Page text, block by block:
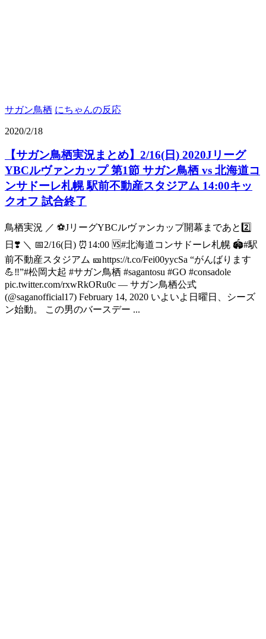
サガン鳥栖 にちゃんの反応
2020/2/18
【サガン鳥栖実況まとめ】2/16(日) 2020Jリーグ
YBCルヴァンカップ 第1節 サガン鳥栖 vs 北海道コ
ンサドーレ札幌 駅前不動産スタジアム 14:00キッ
クオフ 試合終了
鳥栖実況 ／ ⚽️JリーグYBCルヴァンカップ開幕まであと2️⃣
日❣️ ＼ 📅2/16(日) ⏰14:00 🆚#北海道コンサドーレ札幌 🏟#駅
前不動産スタジアム 🎫https://t.co/Fei00yycSa “がんばります
💪‼️”#松岡大起 #サガン鳥栖 #sagantosu #GO #consadole
pic.twitter.com/rxwRkORu0c — サガン鳥栖公式
(@saganofficial17) February 14, 2020 いよいよ日曜日、シーズ
ン始動。 この男のバースデー ...